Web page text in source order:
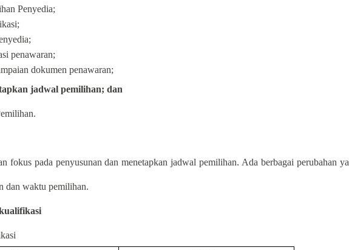
Penyedia;
penawaran;
dokumen penawaran;
jadwal pemilihan; dan
fokus pada penyusunan dan menetapkan jadwal pemilihan. Ada berbagai perubahan
dan waktu pemilihan.